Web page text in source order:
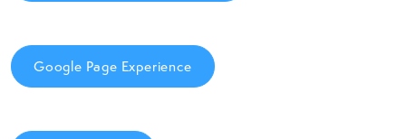
Google Page Experience